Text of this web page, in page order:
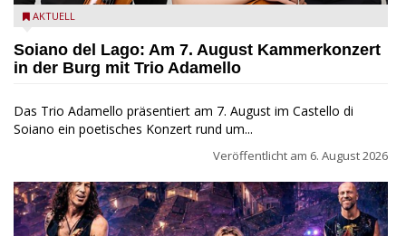
Trio Adamello
AKTUELL
Soiano del Lago: Am 7. August Kammerkonzert
in der Burg mit Trio Adamello
Das Trio Adamello präsentiert am 7. August im Castello di
Soiano ein poetisches Konzert rund um...
Veröffentlicht am 6. August 2026